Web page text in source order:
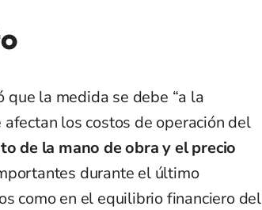
la medida se debe “a la
afectan los costos de operación del
de la mano de obra y el precio
durante el último
como en el equilibrio financiero del